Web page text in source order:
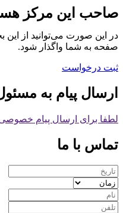
صاحب این مرکز
در این صورت می‌توانید از
صفحه به شما واگذار شود.
ثبت درخواست
ارسال پیام به
لطفا برای ارسال پیام
تماس با ما